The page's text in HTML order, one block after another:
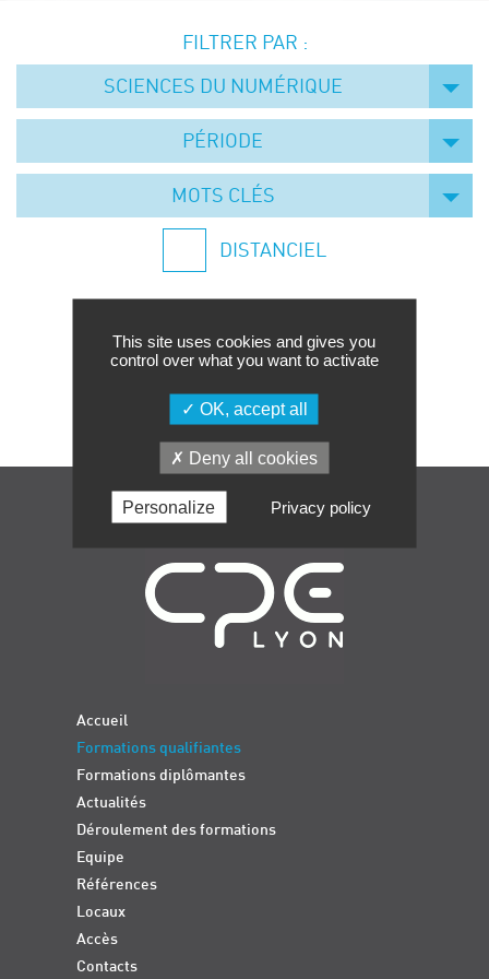
Symposium on Chain Transfer Catalysis for
sustainability – September 15 and 16, 2026
FRENCH-CHINESE CONFERENCE ON GREEN
Contacts
FILTRER PAR :
SCIENCES DU NUMÉRIQUE
PÉRIODE
MOTS CLÉS
DISTANCIEL
Navigation
Accueil
Formations qualifiantes
Formations diplômantes
Actualités
Déroulement des formations
Equipe
Références
Locaux
Accès
Contacts
This site uses cookies and gives you
control over what you want to activate
OK, accept all
Deny all cookies
Personalize Privacy policy